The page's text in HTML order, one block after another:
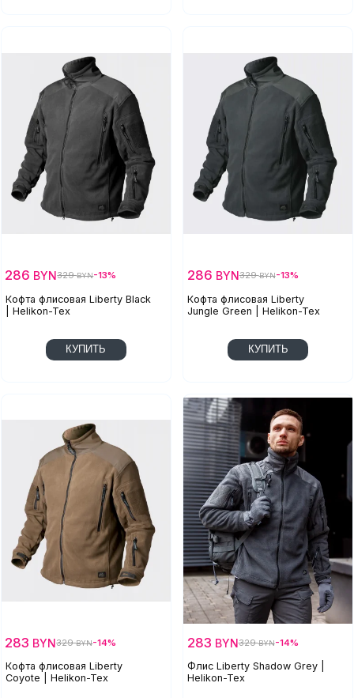
Кофта флисовая Liberty Black
| Helikon-Tex
286 BYN329BYN-13%
КУПИТЬ
Кофта флисовая Liberty
Jungle Green | Helikon-Tex
286 BYN329BYN-13%
КУПИТЬ
Кофта флисовая Liberty
Coyote | Helikon-Tex
283 BYN329BYN-14%
Флис Liberty Shadow Grey |
Helikon-Tex
283 BYN329BYN-14%